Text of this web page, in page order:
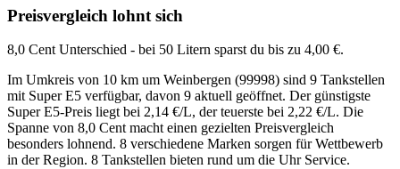
Preisvergleich lohnt sich
8,0 Cent Unterschied - bei 50 Litern sparst du bis zu 4,00 €.
Im Umkreis von 10 km um Weinbergen (99998) sind 9 Tankstellen
mit Super E5 verfügbar, davon 9 aktuell geöffnet. Der günstigste
Super E5-Preis liegt bei 2,14 €/L, der teuerste bei 2,22 €/L. Die
Spanne von 8,0 Cent macht einen gezielten Preisvergleich
besonders lohnend. 8 verschiedene Marken sorgen für Wettbewerb
in der Region. 8 Tankstellen bieten rund um die Uhr Service.